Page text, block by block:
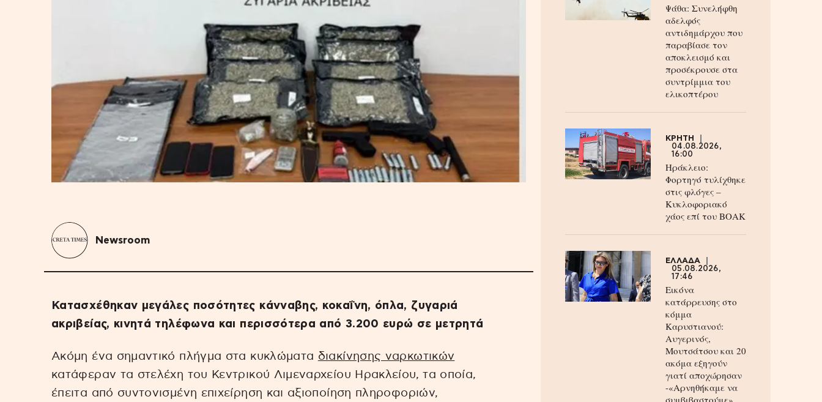
Newsroom
Κατασχέθηκαν μεγάλες ποσότητες κάνναβης, κοκαΐνη, όπλα, ζυγαριά
ακριβείας, κινητά τηλέφωνα και περισσότερα από 3.200 ευρώ σε μετρητά
Ακόμη ένα σημαντικό πλήγμα στα κυκλώματα διακίνησης ναρκωτικών
κατάφεραν τα στελέχη του Κεντρικού Λιμεναρχείου Ηρακλείου, τα οποία,
έπειτα από συντονισμένη επιχείρηση και αξιοποίηση πληροφοριών,
Ψάθα: Συνελήφθη
αδελφός
αντιδημάρχου που
παραβίασε τον
αποκλεισμό και
προσέκρουσε στα
συντρίμμια του
ελικοπτέρου
ΚΡΗΤΗ
04.08.2026,
16:00
Ηράκλειο:
Φορτηγό τυλίχθηκε
στις φλόγες –
Κυκλοφοριακό
χάος επί του ΒΟΑΚ
ΕΛΛΑΔΑ
05.08.2026,
17:46
Εικόνα
κατάρρευσης στο
κόμμα
Καρυστιανού:
Αυγερινός,
Μουτσάτσου και 20
ακόμα εξηγούν
γιατί αποχώρησαν
-«Αρνηθήκαμε να
συμβιβαστούμε»